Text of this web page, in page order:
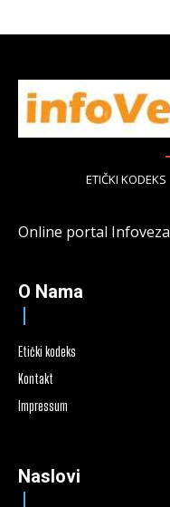
ETIČKI KODEKS
Online portal Infoveza
O Nama
Etički kodeks
Kontakt
Impressum
Naslovi